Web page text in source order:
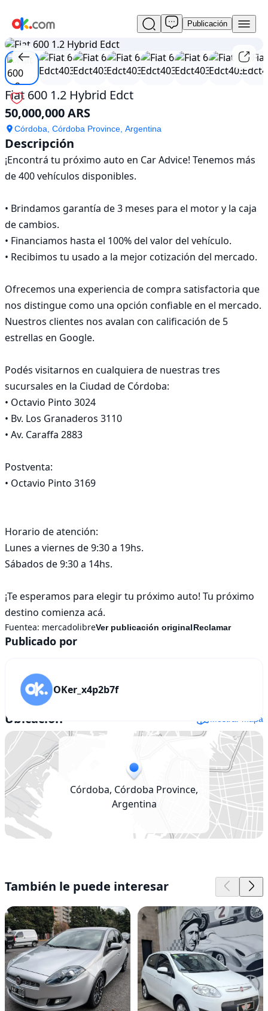
Usado
Fiat
600
1.2
Hybrid
Edct
En
venta
50,000,000
Publicación
1/21
Fiat 600 1.2 Hybrid Edct
50,000,000 ARS
Córdoba, Córdoba Province, Argentina
Descripción
¡Encontrá tu próximo auto en Car Advice! Tenemos más
de 400 vehículos disponibles.
• Brindamos garantía de 3 meses para el motor y la caja
de cambios.
• Financiamos hasta el 100% del valor del vehículo.
• Recibimos tu usado a la mejor cotización del mercado.
Ofrecemos una experiencia de compra satisfactoria que
nos distingue como una opción confiable en el mercado.
Nuestros clientes nos avalan con calificación de 5
estrellas en Google.
Podés visitarnos en cualquiera de nuestras tres
sucursales en la Ciudad de Córdoba:
• Octavio Pinto 3024
• Bv. Los Granaderos 3110
• Av. Caraffa 2883
Postventa:
• Octavio Pinto 3169
Horario de atención:
Lunes a viernes de 9:30 a 19hs.
Sábados de 9:30 a 14hs.
¡Te esperamos para elegir tu próximo auto! Tu próximo
destino comienza acá.
Fuentea: mercadolibreVer publicación originalReclamar
Publicado por
OKer_x4p2b7f
Ubicación Mostrar mapa
Córdoba, Córdoba Province,
Argentina
También le puede interesar